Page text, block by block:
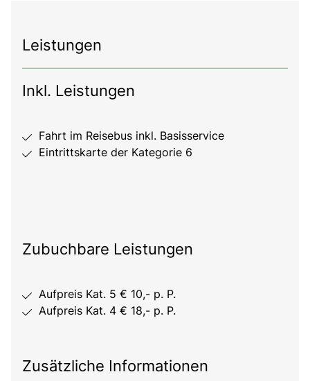
Leistungen
Inkl. Leistungen
Fahrt im Reisebus inkl. Basisservice
Eintrittskarte der Kategorie 6
Zubuchbare Leistungen
Aufpreis Kat. 5 € 10,- p. P.
Aufpreis Kat. 4 € 18,- p. P.
Zusätzliche Informationen